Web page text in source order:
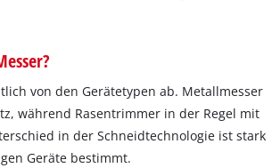
von den Gerätetypen ab. Metallmesser
während Rasentrimmer in der Regel mit
in der Schneidtechnologie ist stark
Geräte bestimmt.